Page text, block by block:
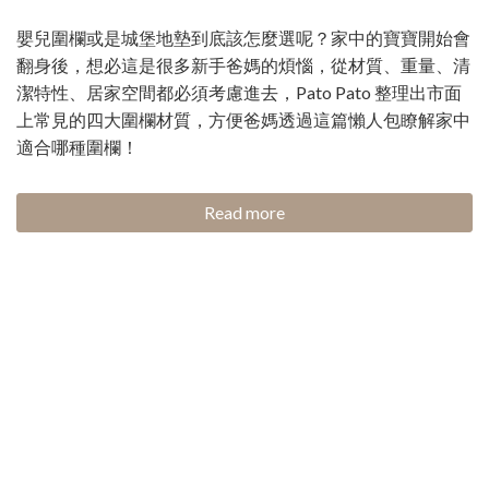
嬰兒圍欄或是城堡地墊到底該怎麼選呢？家中的寶寶開始會
翻身後，想必這是很多新手爸媽的煩惱，從材質、重量、清
潔特性、居家空間都必須考慮進去，Pato Pato 整理出市面
上常見的四大圍欄材質，方便爸媽透過這篇懶人包瞭解家中
適合哪種圍欄！
Read more